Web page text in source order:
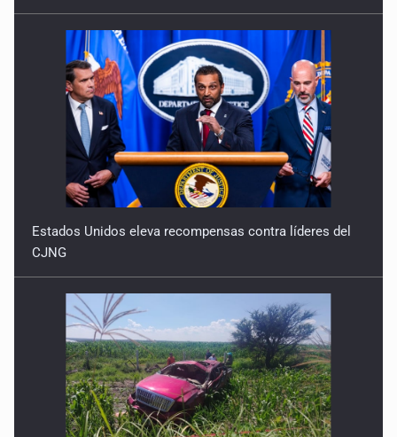
Estados Unidos eleva recompensas contra líderes del
CJNG